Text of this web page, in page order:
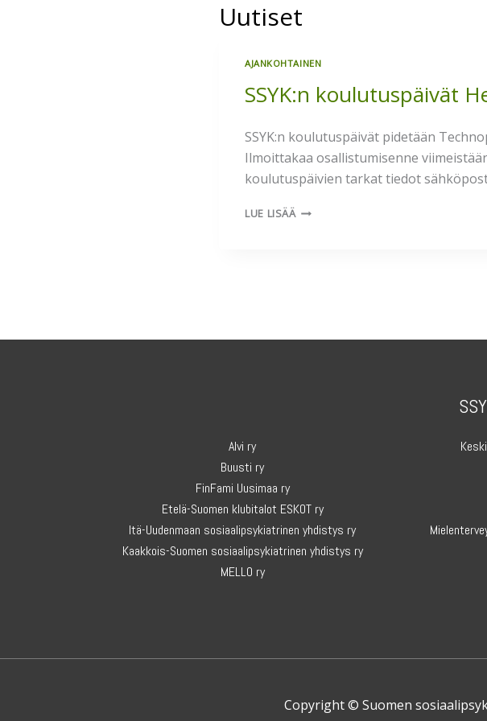
Uutiset
AJANKOHTAINEN
SSYK:n koulutuspäivät
SSYK:n koulutuspäivät pidetään
Ilmoittakaa osallistumisenne
koulutuspäivien tarkat tiedot
LUE LISÄÄSSYK:N
Alvi ry
Buusti ry
FinFami Uusimaa ry
Etelä-Suomen klubitalot ESKOT ry
Itä-Uudenmaan sosiaalipsykiatrinen yhdistys ry
Kaakkois-Suomen sosiaalipsykiatrinen yhdistys ry
MELLO ry
Copyright © Suomen